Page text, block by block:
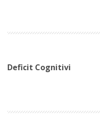
Deficit Cognitivi